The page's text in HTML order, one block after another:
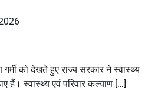
गर्मी को देखते हुए राज्य सरकार ने स्वास्थ्य
स्वास्थ्य एवं परिवार कल्याण […]